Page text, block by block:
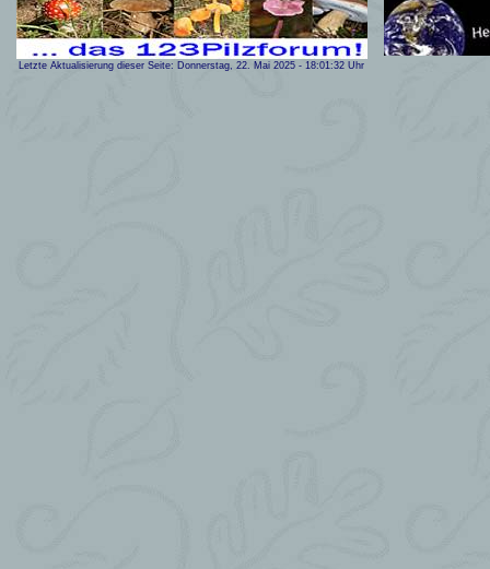
Letzte Aktualisierung dieser Seite: Donnerstag, 22. Mai 2025 - 18:01:32 Uhr